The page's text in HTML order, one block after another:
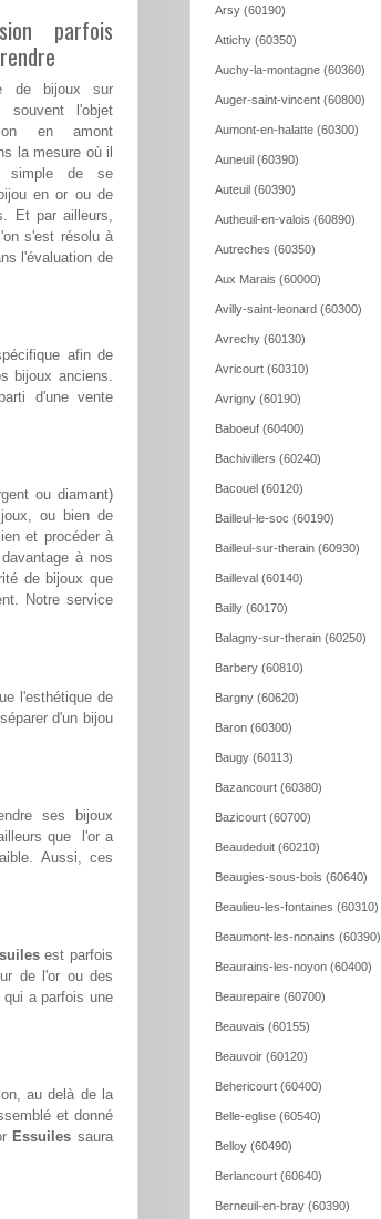
parfois
de bijoux sur
souvent l'objet
en amont
la mesure où il
simple de se
en or ou de
Et par ailleurs,
s'est résolu à
l'évaluation de
afin de
bijoux anciens.
d'une vente
ou diamant)
ou bien de
et procéder à
à nos
de bijoux que
Notre service
l'esthétique de
d'un bijou
ses bijoux
que l'or a
Aussi, ces
est parfois
de l'or ou des
a parfois une
au delà de la
et donné
Essuiles saura
Arsy (60190)
Attichy (60350)
Auchy-la-montagne (60360)
Auger-saint-vincent (60800)
Aumont-en-halatte (60300)
Auneuil (60390)
Auteuil (60390)
Autheuil-en-valois (60890)
Autreches (60350)
Aux Marais (60000)
Avilly-saint-leonard (60300)
Avrechy (60130)
Avricourt (60310)
Avrigny (60190)
Baboeuf (60400)
Bachivillers (60240)
Bacouel (60120)
Bailleul-le-soc (60190)
Bailleul-sur-therain (60930)
Bailleval (60140)
Bailly (60170)
Balagny-sur-therain (60250)
Barbery (60810)
Bargny (60620)
Baron (60300)
Baugy (60113)
Bazancourt (60380)
Bazicourt (60700)
Beaudeduit (60210)
Beaugies-sous-bois (60640)
Beaulieu-les-fontaines (60310)
Beaumont-les-nonains (60390)
Beaurains-les-noyon (60400)
Beaurepaire (60700)
Beauvais (60155)
Beauvoir (60120)
Behericourt (60400)
Belle-eglise (60540)
Belloy (60490)
Berlancourt (60640)
Berneuil-en-bray (60390)